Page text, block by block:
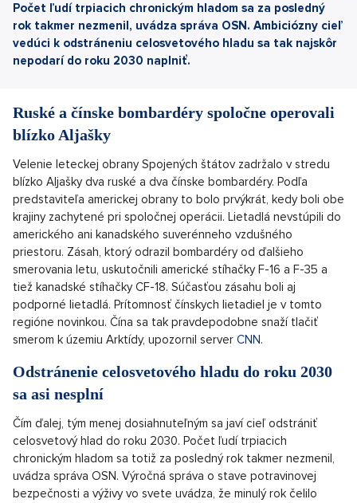
Počet ľudí trpiacich chronickým hladom sa za posledný
rok takmer nezmenil, uvádza správa OSN. Ambiciózny cieľ
vedúci k odstráneniu celosvetového hladu sa tak najskôr
nepodarí do roku 2030 naplniť.
Ruské a čínske bombardéry spoločne operovali
blízko Aljašky
Velenie leteckej obrany Spojených štátov zadržalo v stredu
blízko Aljašky dva ruské a dva čínske bombardéry. Podľa
predstaviteľa americkej obrany to bolo prvýkrát, kedy boli obe
krajiny zachytené pri spoločnej operácii. Lietadlá nevstúpili do
amerického ani kanadského suverénneho vzdušného
priestoru. Zásah, ktorý odrazil bombardéry od ďalšieho
smerovania letu, uskutočnili americké stíhačky F-16 a F-35 a
tiež kanadské stíhačky CF-18. Súčasťou zásahu boli aj
podporné lietadlá. Prítomnosť čínskych lietadiel je v tomto
regióne novinkou. Čína sa tak pravdepodobne snaží tlačiť
smerom k územiu Arktídy, upozornil server CNN.
Odstránenie celosvetového hladu do roku 2030
sa asi nesplní
Čím ďalej, tým menej dosiahnuteľným sa javí cieľ odstrániť
celosvetový hlad do roku 2030. Počet ľudí trpiacich
chronickým hladom sa totiž za posledný rok takmer nezmenil,
uvádza správa OSN. Výročná správa o stave potravinovej
bezpečnosti a výživy vo svete uvádza, že minulý rok čelilo